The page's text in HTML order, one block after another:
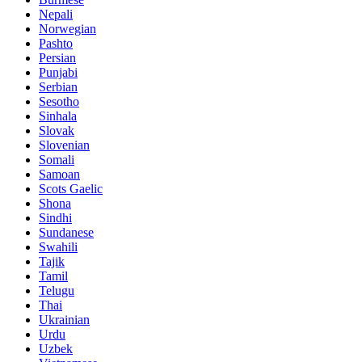
Nepali
Norwegian
Pashto
Persian
Punjabi
Serbian
Sesotho
Sinhala
Slovak
Slovenian
Somali
Samoan
Scots Gaelic
Shona
Sindhi
Sundanese
Swahili
Tajik
Tamil
Telugu
Thai
Ukrainian
Urdu
Uzbek